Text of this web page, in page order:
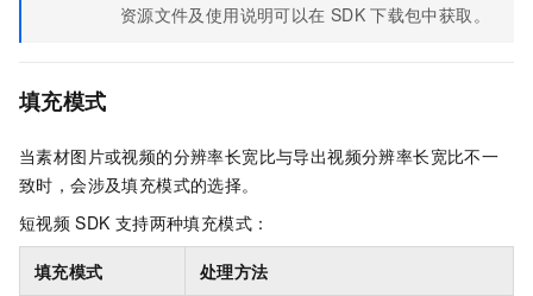
资源文件及使用说明可以在 SDK 下载包中获取。
填充模式
当素材图片或视频的分辨率长宽比与导出视频分辨率长宽比不一
致时，会涉及填充模式的选择。
短视频 SDK 支持两种填充模式：
填充模式 处理方法